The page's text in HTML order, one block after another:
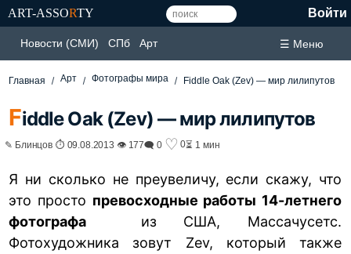
ART-ASSORTY Войти
Новости (СМИ) СПб Арт ☰ Меню
Главная Арт Фотографы мира Fiddle Oak (Zev) — мир лилипутов
Fiddle Oak (Zev) — мир лилипутов
✎ Блинцов ⏱ 09.08.2013 👁 177🗨 0 ♡ 0⏳ 1 мин
Я ни сколько не преувеличу, если скажу, что
это просто превосходные работы 14-летнего
фотографа из США, Массачусетс.
Фотохудожника зовут Zev, который также